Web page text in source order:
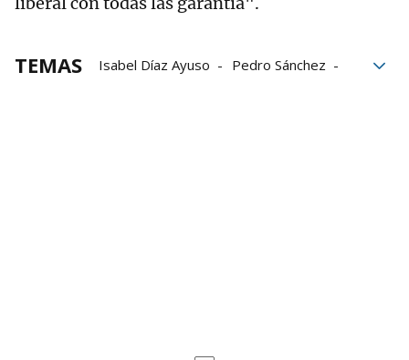
TEMAS Isabel Díaz Ayuso
Pedro Sánchez